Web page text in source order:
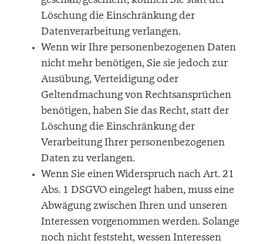
Löschung die Einschränkung der
Datenverarbeitung verlangen.
Wenn wir Ihre personenbezogenen Daten
nicht mehr benötigen, Sie sie jedoch zur
Ausübung, Verteidigung oder
Geltendmachung von Rechtsansprüchen
benötigen, haben Sie das Recht, statt der
Löschung die Einschränkung der
Verarbeitung Ihrer personenbezogenen
Daten zu verlangen.
Wenn Sie einen Widerspruch nach Art. 21
Abs. 1 DSGVO eingelegt haben, muss eine
Abwägung zwischen Ihren und unseren
Interessen vorgenommen werden. Solange
noch nicht feststeht, wessen Interessen